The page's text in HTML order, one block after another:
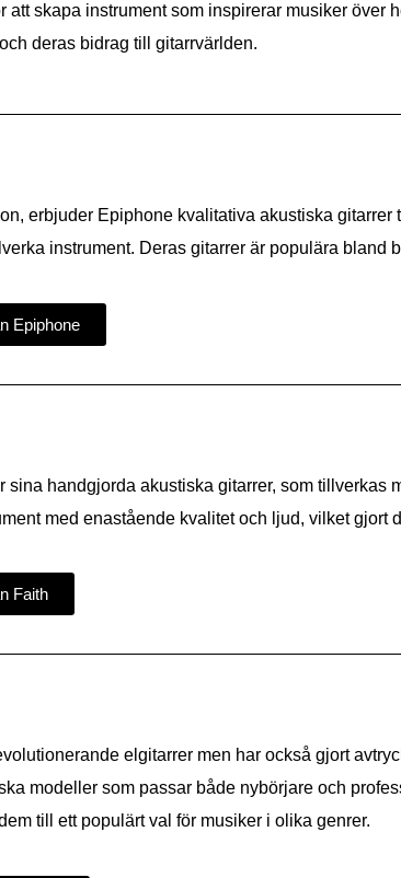
att skapa instrument som inspirerar musiker
deras bidrag till gitarrvärlden.
erbjuder Epiphone kvalitativa akustiska
instrument. Deras gitarrer är populära
Epiphone
sina handgjorda akustiska gitarrer, som
med enastående kvalitet och ljud, vilket gjort
Faith
elgitarrer men har också gjort
modeller som passar både nybörjare och
till ett populärt val för musiker i olika genrer.